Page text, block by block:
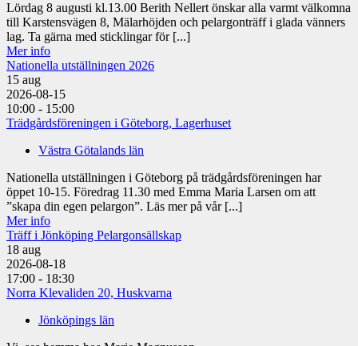
Lördag 8 augusti kl.13.00 Berith Nellert önskar alla varmt välkomna
till Karstensvägen 8, Mälarhöjden och pelargonträff i glada vänners
lag. Ta gärna med sticklingar för [...]
Mer info
Nationella utställningen 2026
15 aug
2026-08-15
10:00 - 15:00
Trädgårdsföreningen i Göteborg, Lagerhuset
Västra Götalands län
Nationella utställningen i Göteborg på trädgårdsföreningen har
öppet 10-15. Föredrag 11.30 med Emma Maria Larsen om att
”skapa din egen pelargon”. Läs mer på vår [...]
Mer info
Träff i Jönköping Pelargonsällskap
18 aug
2026-08-18
17:00 - 18:30
Norra Klevaliden 20, Huskvarna
Jönköpings län